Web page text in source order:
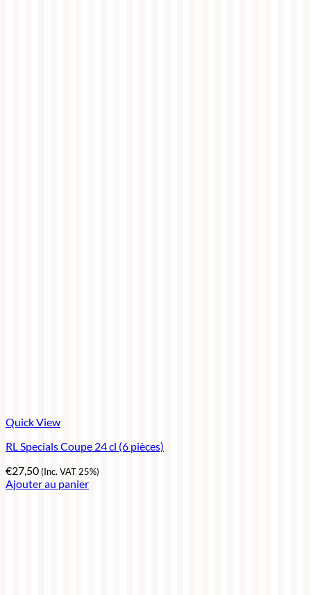
Quick View
RL Specials Coupe 24 cl (6 pièces)
€27,50(Inc. VAT 25%)
Ajouter au panier